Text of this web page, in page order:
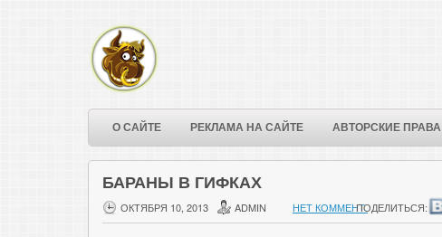
О САЙТЕ РЕКЛАМА НА САЙТЕ АВТОРСКИЕ ПРАВА
БАРАНЫ В ГИФКАХ
ОКТЯБРЯ 10, 2013 ADMIN НЕТ КОММЕНТ.ПОДЕЛИТЬСЯ: